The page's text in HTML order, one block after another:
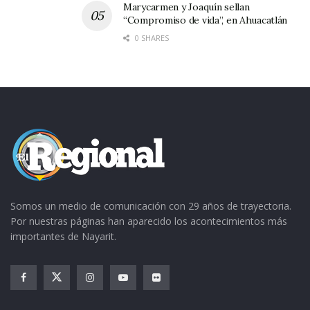
Marycarmen y Joaquín sellan
“Compromiso de vida”, en Ahuacatlán
0 SHARES
Somos un medio de comunicación con 29 años de trayectoria.
Por nuestras páginas han aparecido los acontecimientos más
importantes de Nayarit.